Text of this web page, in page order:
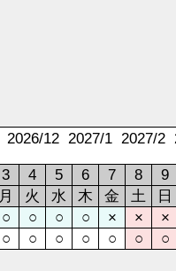
2026/12 2027/1 2027/2
3 4 5 6 7 8
9
月 火 水 木 金 土
日
○ ○ ○ ○ × ×
×
○ ○ ○ ○ ○ ○
○